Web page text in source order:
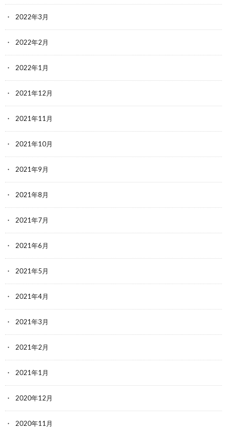
2022年3月
2022年2月
2022年1月
2021年12月
2021年11月
2021年10月
2021年9月
2021年8月
2021年7月
2021年6月
2021年5月
2021年4月
2021年3月
2021年2月
2021年1月
2020年12月
2020年11月